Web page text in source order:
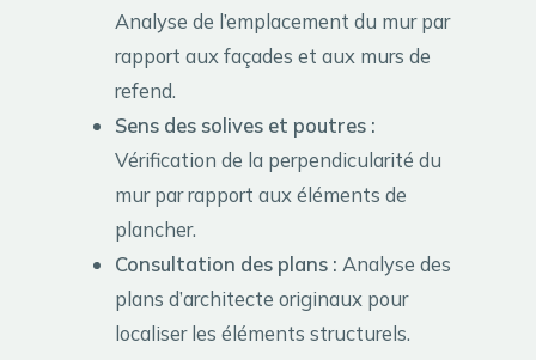
Analyse de l’emplacement du mur par
rapport aux façades et aux murs de
refend.
Sens des solives et poutres :
Vérification de la perpendicularité du
mur par rapport aux éléments de
plancher.
Consultation des plans : Analyse des
plans d’architecte originaux pour
localiser les éléments structurels.